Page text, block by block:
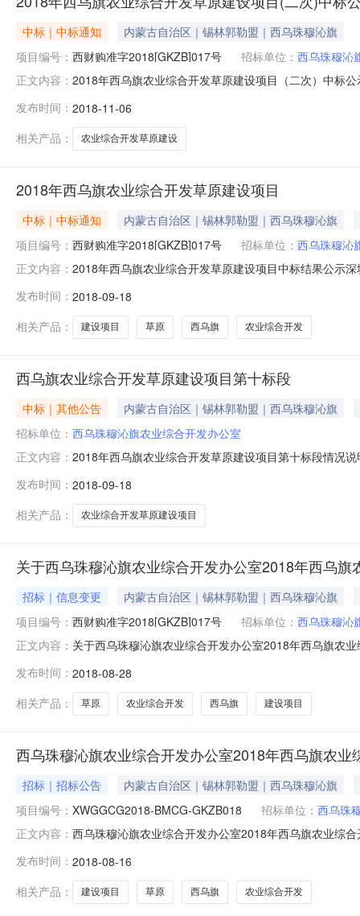
中标｜中标通知
内蒙古自治区｜锡林郭勒盟｜西乌珠穆沁旗
项目编号： 西财购准字2018[GKZB]017号 招标单位： 西乌珠穆沁
正文内容： 2018年西乌旗农业综合开发草原建设项目（二次）中标
西乌珠穆沁旗农业综合开发办公室的委托，于2018年11
发布时间： 2018-11-06
相关产品：
农业综合开发草原建设
2018年西乌旗农业综合开发草原建设项目
中标｜中标通知
内蒙古自治区｜锡林郭勒盟｜西乌珠穆沁旗
项目编号： 西财购准字2018[GKZB]017号 招标单位： 西乌珠穆沁
正文内容： 2018年西乌旗农业综合开发草原建设项目中标结果公示
原建设项目批准文件编号：西财购准字2018[GKZB]017
发布时间： 2018-09-18
相关产品：
建设项目 草原 西乌旗 农业综合开发
西乌旗农业综合开发草原建设项目第十标段
中标｜其他公告
内蒙古自治区｜锡林郭勒盟｜西乌珠穆沁旗
招标单位： 西乌珠穆沁旗农业综合开发办公室
正文内容： 2018年西乌旗农业综合开发草原建设项目第十标段情况
此说明招标人：西乌珠穆沁旗农业综合开发办公室招标
发布时间： 2018-09-18
相关产品：
农业综合开发草原建设项目
关于西乌珠穆沁旗农业综合开发办公室2018年西乌
招标｜信息变更
内蒙古自治区｜锡林郭勒盟｜西乌珠穆沁旗
项目编号： 西财购准字2018[GKZB]017号 招标单位： 西乌珠穆沁
正文内容： 关于西乌珠穆沁旗农业综合开发办公室2018年西乌旗农
2018[GKZB]017号）的招标（采购）公告，因系统录入
发布时间： 2018-08-28
相关产品：
草原 农业综合开发 西乌旗 建设项目
西乌珠穆沁旗农业综合开发办公室2018年西乌旗农
招标｜招标公告
内蒙古自治区｜锡林郭勒盟｜西乌珠穆沁旗
项目编号： XWGGCG2018-BMCG-GKZB018 招标单位： 西乌珠
正文内容： 西乌珠穆沁旗农业综合开发办公室2018年西乌旗农业综
年西乌旗农业综合开发草原建设项目批准文件编号：西
发布时间： 2018-08-16
相关产品：
建设项目 草原 西乌旗 农业综合开发